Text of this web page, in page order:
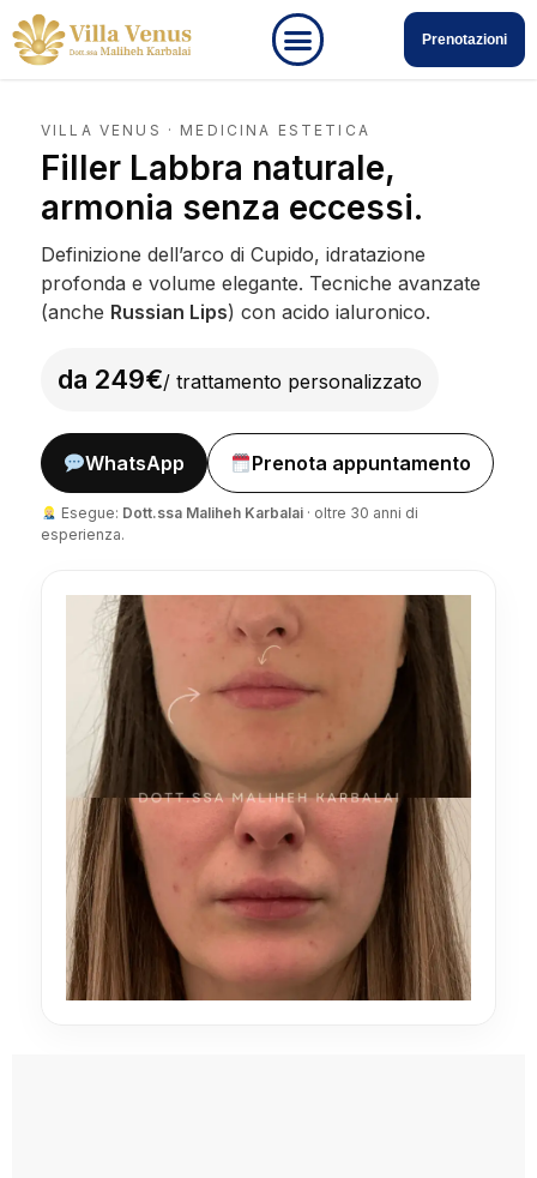
Prenotazioni
VILLA VENUS · MEDICINA ESTETICA
Filler Labbra naturale,
armonia senza eccessi.
Definizione dell’arco di Cupido, idratazione
profonda e volume elegante. Tecniche avanzate
(anche Russian Lips) con acido ialuronico.
da 249€/ trattamento personalizzato
WhatsApp Prenota appuntamento
Esegue: Dott.ssa Maliheh Karbalai· oltre 30 anni di
esperienza.